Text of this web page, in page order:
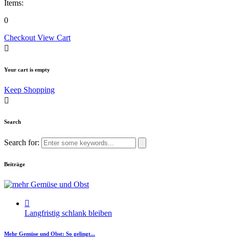
Items:
0
Checkout View Cart
Your cart is empty
Keep Shopping
Search
Search for:
Beiträge
Langfristig schlank bleiben
Mehr Gemüse und Obst: So gelingt...